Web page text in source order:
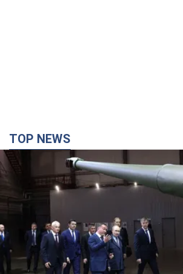
Кремль отримав "вікно
залишився майже без ракет: як
Інтерв’ю з Мельником
Думка, що в Росії закінчаться балістичні
небезпечна, наголосив експерт
"Все горіло": очевидиця
3-річного хлопчика і його